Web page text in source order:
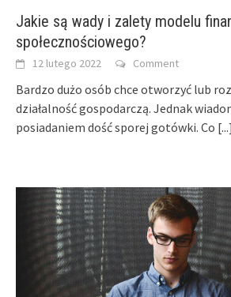
Jakie są wady i zalety modelu
społecznościowego?
12 lutego 2022 Comment
Bardzo dużo osób chce otworzyć lub
działalność gospodarczą. Jednak
posiadaniem dość sporej gotówki. Co [...]